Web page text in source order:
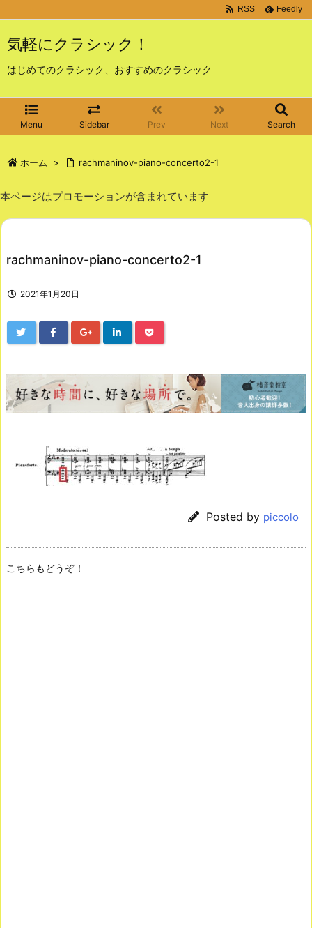
気軽にクラシック！
はじめてのクラシック、おすすめのクラシック
Menu Sidebar Prev Next Search
RSS Feedly
ホーム > rachmaninov-piano-concerto2-1
本ページはプロモーションが含まれています
rachmaninov-piano-concerto2-1
2021年1月20日
Posted by piccolo
こちらもどうぞ！